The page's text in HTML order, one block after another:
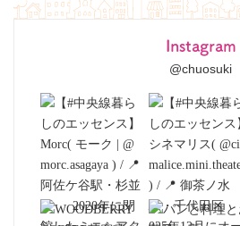
Instagram
@chuosuki